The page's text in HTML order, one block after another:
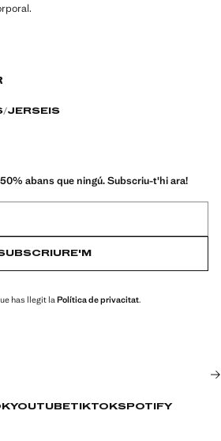
JERSEIS
abans que ningú. Subscriu-t'hi ara!
has llegit laPolítica de privacitat.
YOUTUBETIKTOKSPOTIFY